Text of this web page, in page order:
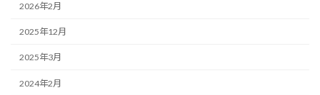
2026年2月
2025年12月
2025年3月
2024年2月